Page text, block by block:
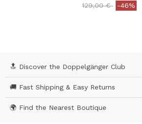
Price reduced from
129,00 €to-46%
🔝 Discover the Doppelgänger Club
🚚 Fast Shipping & Easy Returns
🌍 Find the Nearest Boutique